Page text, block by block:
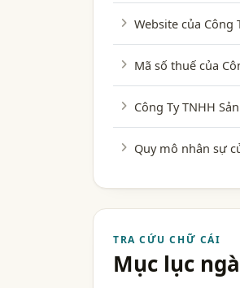
Website của Công
Mã số thuế của
Công Ty TNHH
Quy mô nhân sự
TRA CỨU CHỮ CÁI
Mục lục